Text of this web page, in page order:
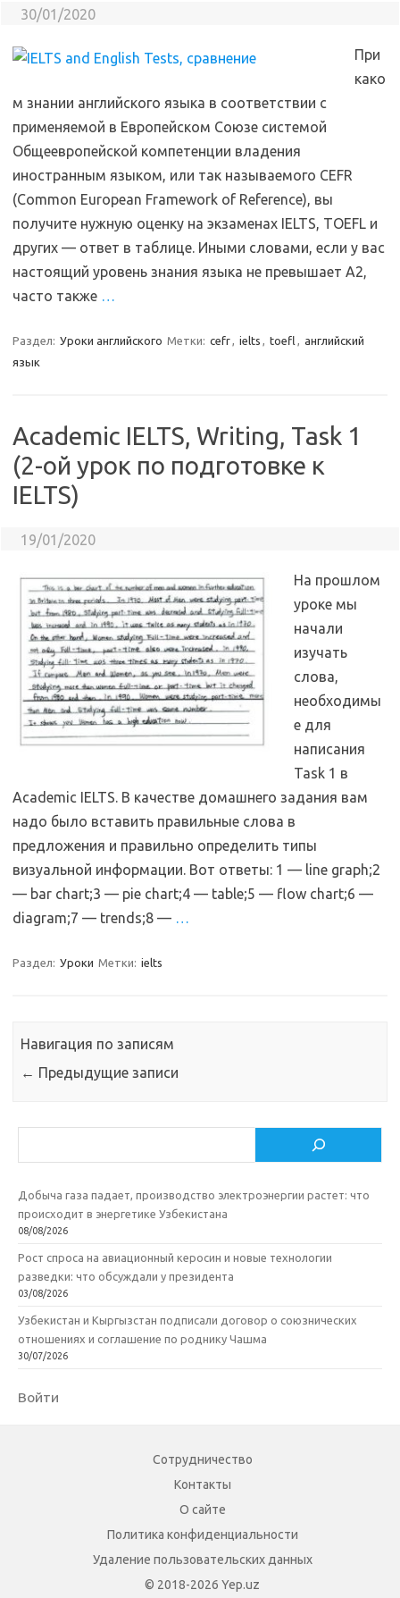
30/01/2020
При
како
м знании английского языка в соответствии с
применяемой в Европейском Союзе системой
Общеевропейской компетенции владения
иностранным языком, или так называемого CEFR
(Common European Framework of Reference), вы
получите нужную оценку на экзаменах IELTS, TOEFL и
других — ответ в таблице. Иными словами, если у вас
настоящий уровень знания языка не превышает A2,
часто также …
Раздел: Уроки английского Метки: cefr, ielts , toefl , английский
язык
Academic IELTS, Writing, Task 1
(2-ой урок по подготовке к
IELTS)
19/01/2020
На прошлом
уроке мы
начали
изучать
слова,
необходимы
е для
написания
Task 1 в
Academic IELTS. В качестве домашнего задания вам
надо было вставить правильные слова в
предложения и правильно определить типы
визуальной информации. Вот ответы: 1 — line graph;2
— bar chart;3 — pie chart;4 — table;5 — flow chart;6 —
diagram;7 — trends;8 — …
Раздел: Уроки Метки: ielts
Навигация по записям
← Предыдущие записи
Добыча газа падает, производство электроэнергии растет: что
происходит в энергетике Узбекистана
08/08/2026
Рост спроса на авиационный керосин и новые технологии
разведки: что обсуждали у президента
03/08/2026
Узбекистан и Кыргызстан подписали договор о союзнических
отношениях и соглашение по роднику Чашма
30/07/2026
Войти
Сотрудничество
Контакты
О сайте
Политика конфиденциальности
Удаление пользовательских данных
© 2018-2026 Yep.uz